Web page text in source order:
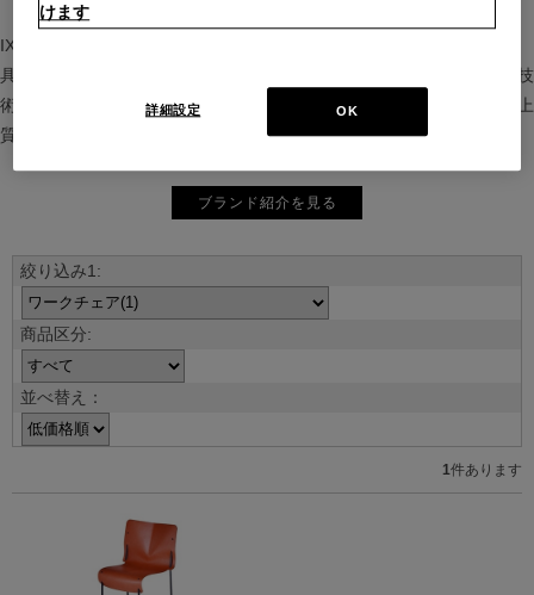
IXC（イクスシー）は、”Emotional Minimalism”を掲げるグローバル家
具ブランド。ヨーロッパの家具文化と日本の美意識を融合し、素材や技
術を活かした持続可能で洗練されたインテリアを提案。長く愛される上
質な暮らしを届けます。
ブランド紹介を見る
並べ替え：
1件あります
けます
OK
詳細設定